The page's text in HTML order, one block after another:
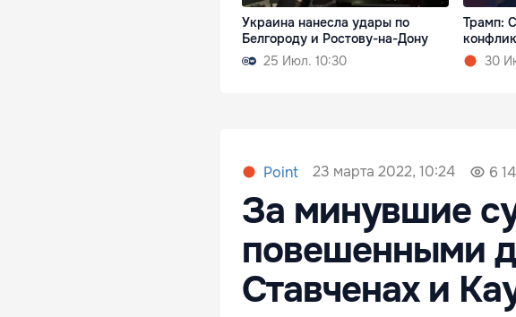
Украина нанесла удары по
Белгороду и Ростову-на-Дону
25 Июл. 10:30
Трамп:
30
Point 23 марта 2022, 10:24 6
За минувшие
повешенными
Ставченах и